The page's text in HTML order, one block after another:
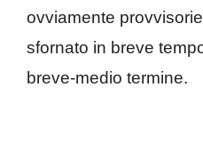
ovviamente
sfornato in breve
breve-medio termine.